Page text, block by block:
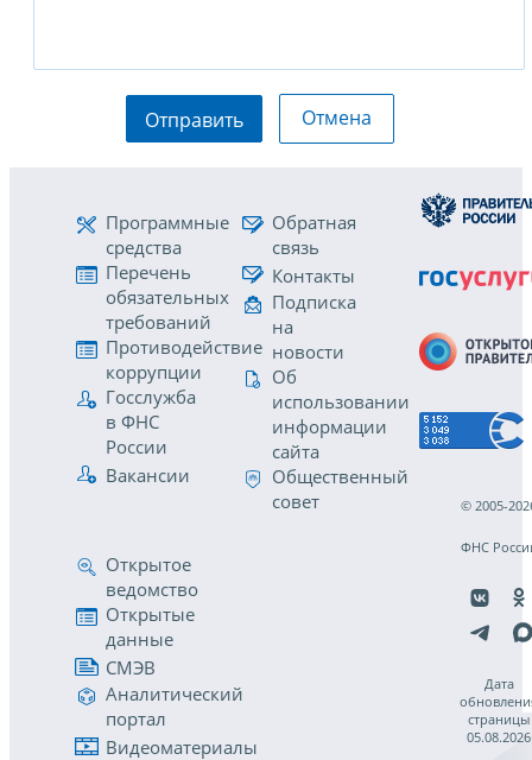
Отправить Отмена
Программные
средства
Перечень
обязательных
требований
Противодействие
коррупции
Госслужба
в ФНС
России
Вакансии
Обратная
связь
Контакты
Подписка
на
новости
Об
использовании
информации
сайта
Общественный
совет
Открытое
ведомство
Открытые
данные
СМЭВ
Аналитический
портал
Видеоматериалы
© 2005-
ФНС
Дата
страницы
05.08.2026